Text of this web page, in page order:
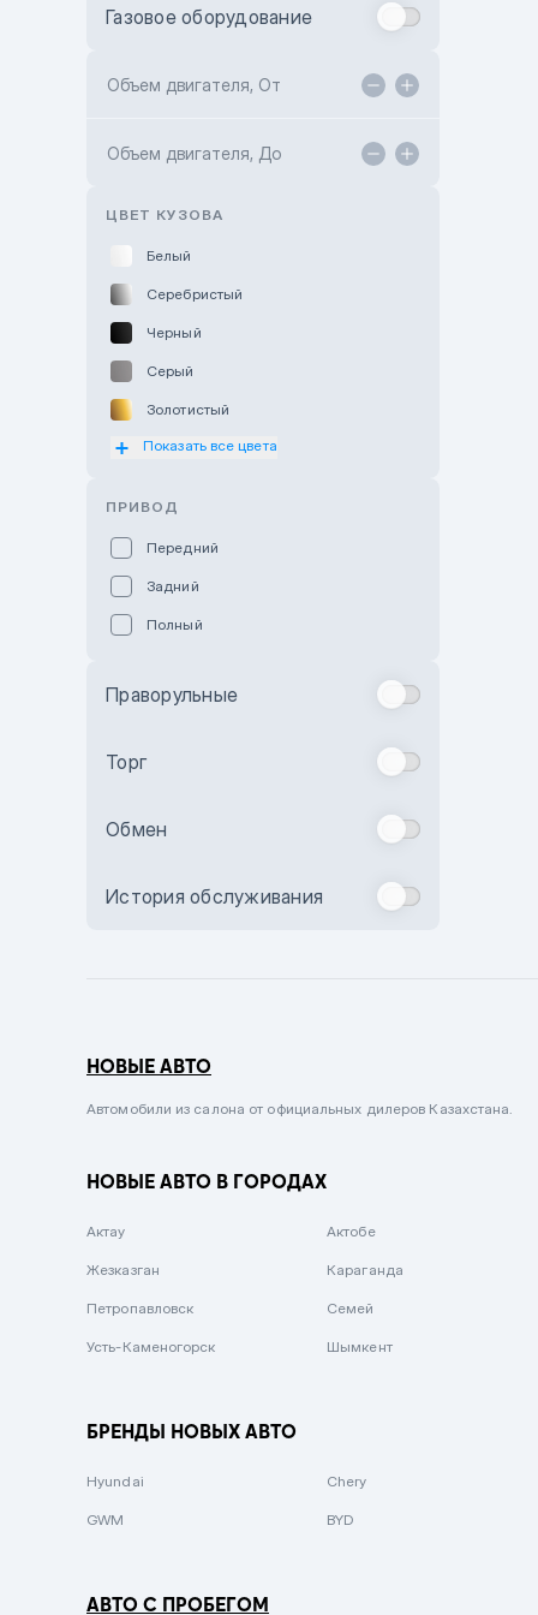
Toyota Kokshetau
Hyundai ShymCity
Газовое оборудование
Объем двигателя, От
Объем двигателя, До
ЦВЕТ КУЗОВА
Белый
Серебристый
Черный
Серый
Золотистый
Оранжевый
Бежевый
Комбинированный
Сиреневый металлик
Вишневый
Зеленый металлик
Показать все цвета
ПРИВОД
Передний
Задний
Полный
Праворульные
Торг
Обмен
История обслуживания
НОВЫЕ АВТО
Автомобили из салона от официальных дилеров Казахстана.
НОВЫЕ АВТО В ГОРОДАХ
Актау Актобе
Жезказган Караганда
Петропавловск Семей
Усть-Каменогорск Шымкент
БРЕНДЫ НОВЫХ АВТО
Hyundai Chery
GWM BYD
АВТО С ПРОБЕГОМ